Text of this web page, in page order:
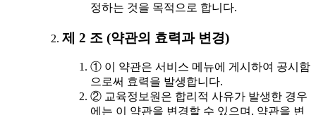
정하는 것을 목적으로 합니다.
제 2 조 (약관의 효력과 변경)
① 이 약관은 서비스 메뉴에 게시하여 공시함
으로써 효력을 발생합니다.
② 교육정보원은 합리적 사유가 발생한 경우
에는 이 약관을 변경할 수 있으며, 약관을 변